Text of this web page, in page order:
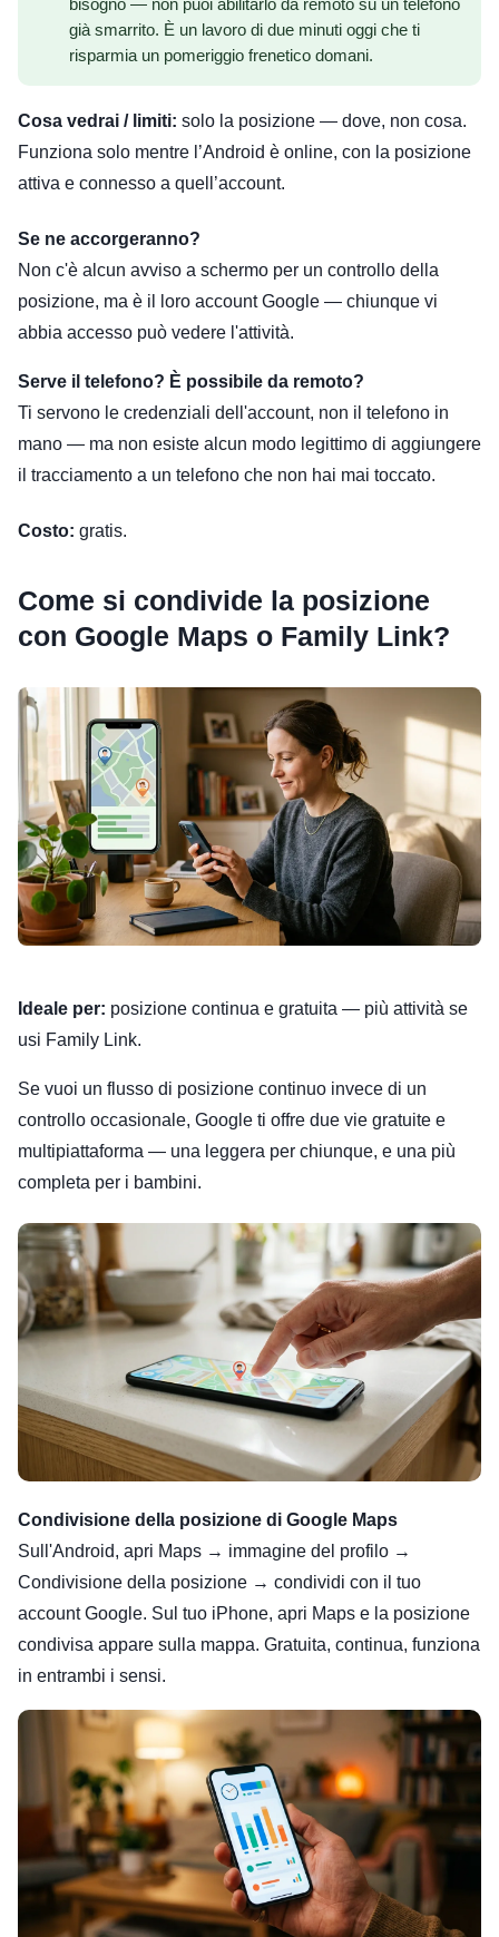
bisogno — non puoi abilitarlo da remoto su un telefono
già smarrito. È un lavoro di due minuti oggi che ti
risparmia un pomeriggio frenetico domani.
Cosa vedrai / limiti: solo la posizione — dove, non cosa.
Funziona solo mentre l’Android è online, con la posizione
attiva e connesso a quell’account.
Se ne accorgeranno?
Non c'è alcun avviso a schermo per un controllo della
posizione, ma è il loro account Google — chiunque vi
abbia accesso può vedere l'attività.
Serve il telefono? È possibile da remoto?
Ti servono le credenziali dell'account, non il telefono in
mano — ma non esiste alcun modo legittimo di aggiungere
il tracciamento a un telefono che non hai mai toccato.
Costo: gratis.
Come si condivide la posizione
con Google Maps o Family Link?
Ideale per: posizione continua e gratuita — più attività se
usi Family Link.
Se vuoi un flusso di posizione continuo invece di un
controllo occasionale, Google ti offre due vie gratuite e
multipiattaforma — una leggera per chiunque, e una più
completa per i bambini.
Condivisione della posizione di Google Maps
Sull'Android, apri Maps → immagine del profilo →
Condivisione della posizione → condividi con il tuo
account Google. Sul tuo iPhone, apri Maps e la posizione
condivisa appare sulla mappa. Gratuita, continua, funziona
in entrambi i sensi.